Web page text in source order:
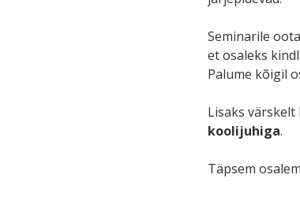
Seminarile
et osaleks
Palume kõigil
Lisaks
koolijuhiga.
Täpsem